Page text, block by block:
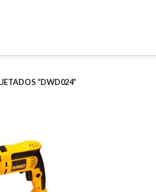
“DWD024”